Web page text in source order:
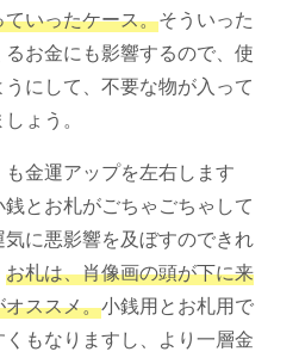
いったケース。そういった
お金にも影響するので、使
にして、不要な物が入って
ょう。
金運アップを左右します
とお札がごちゃごちゃして
に悪影響を及ぼすのできれ
お札は、肖像画の頭が下に来
ススメ。小銭用とお札用で
もなりますし、より一層金